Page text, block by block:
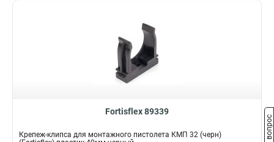
Fortisflex 89339
Крепеж-клипса для монтажного пистолета КМП 32 (черн)